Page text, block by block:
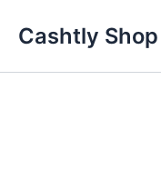
Cashtly Shop